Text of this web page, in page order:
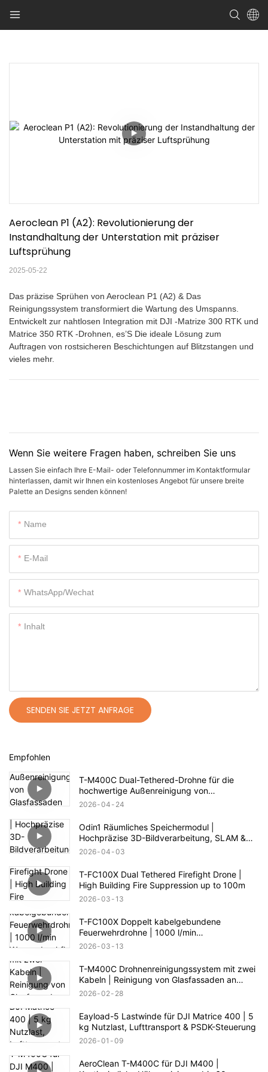
Aeroclean P1 (A2): Revolutionierung der
Instandhaltung der Unterstation mit präziser
Luftsprühung
2025-05-22
Das präzise Sprühen von Aeroclean P1 (A2) & Das
Reinigungssystem transformiert die Wartung des Umspanns.
Entwickelt zur nahtlosen Integration mit DJI -Matrize 300 RTK und
Matrice 350 RTK -Drohnen, es’S Die ideale Lösung zum
Auftragen von rostsicheren Beschichtungen auf Blitzstangen und
vieles mehr.
Wenn Sie weitere Fragen haben, schreiben Sie uns
Lassen Sie einfach Ihre E-Mail- oder Telefonnummer im Kontaktformular
hinterlassen, damit wir Ihnen ein kostenloses Angebot für unsere breite
Palette an Designs senden können!
Name
E-Mail
WhatsApp/Wechat
Inhalt
SENDEN SIE JETZT ANFRAGE
Empfohlen
T-M400C Dual-Tethered-Drohne für die
hochwertige Außenreinigung von
Glasfassaden im Wohnbereich | 60 m
2026 04 24
Odin1 Räumliches Speichermodul |
Hochpräzise 3D-Bildverarbeitung, SLAM &
Autonome Navigation
2026 04 03
T-FC100X Dual Tethered Firefight Drone |
High Building Fire Suppression up to 100m
2026 03 13
T-FC100X Doppelt kabelgebundene
Feuerwehrdrohne | 1000 l/min
Wasserdurchfluss & 100 m Höhenrettung
2026 03 13
T-M400C Drohnenreinigungssystem mit zwei
Kabeln | Reinigung von Glasfassaden an
Geschäftsgebäuden
2026 02 28
Eayload-5 Lastwinde für DJI Matrice 400 | 5
kg Nutzlast, Lufttransport & PSDK-Steuerung
2026 01 09
AeroClean T-M400C für DJI M400 |